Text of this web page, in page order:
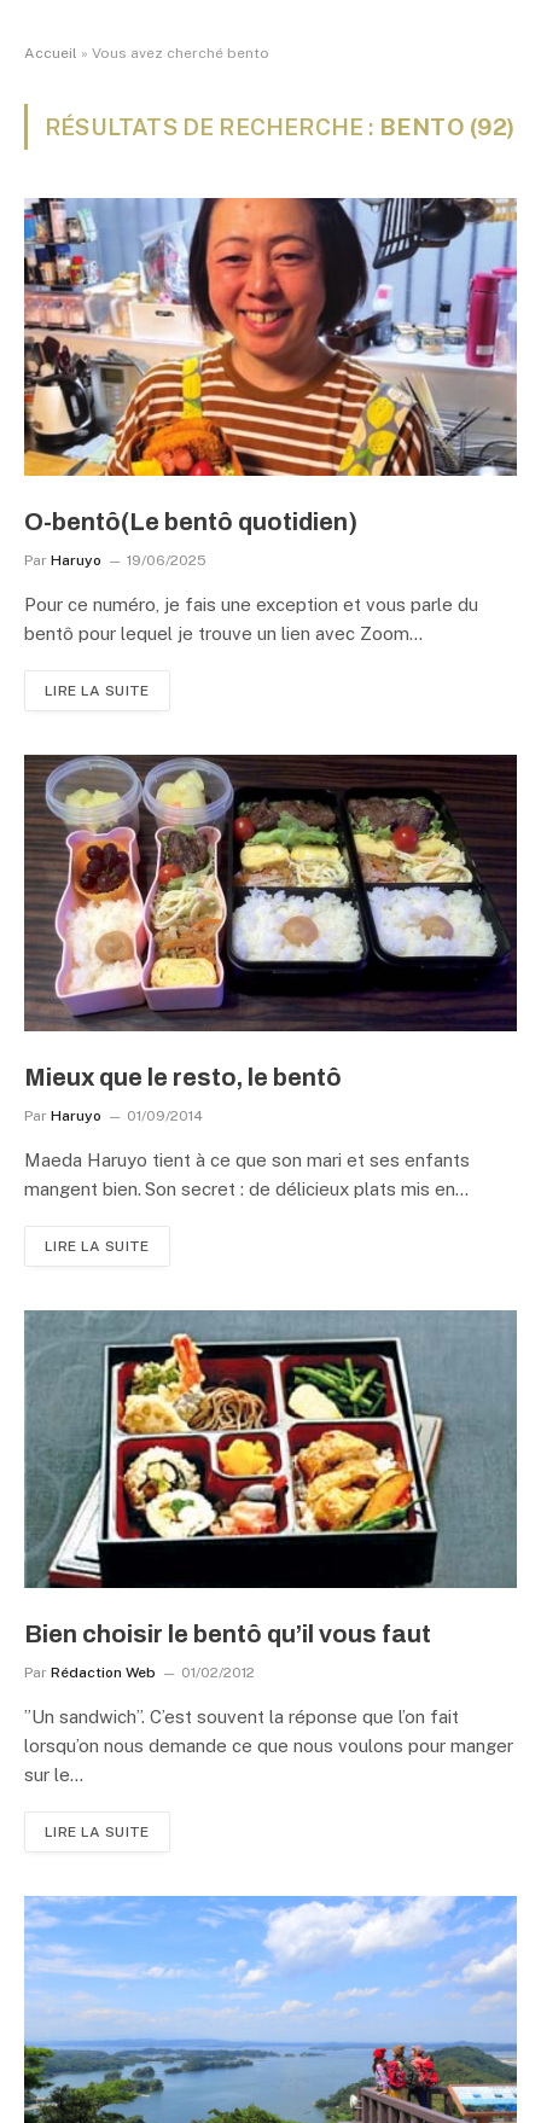
Accueil » Vous avez cherché bento
RÉSULTATS DE RECHERCHE : BENTO (92)
O-bentô(Le bentô quotidien)
Par Haruyo 19/06/2025
Pour ce numéro, je fais une exception et vous parle du
bentô pour lequel je trouve un lien avec Zoom…
LIRE LA SUITE
Mieux que le resto, le bentô
Par Haruyo 01/09/2014
Maeda Haruyo tient à ce que son mari et ses enfants
mangent bien. Son secret : de délicieux plats mis en…
LIRE LA SUITE
Bien choisir le bentô qu’il vous faut
Par Rédaction Web 01/02/2012
”Un sandwich”. C’est souvent la réponse que l’on fait
lorsqu’on nous demande ce que nous voulons pour manger
sur le…
LIRE LA SUITE